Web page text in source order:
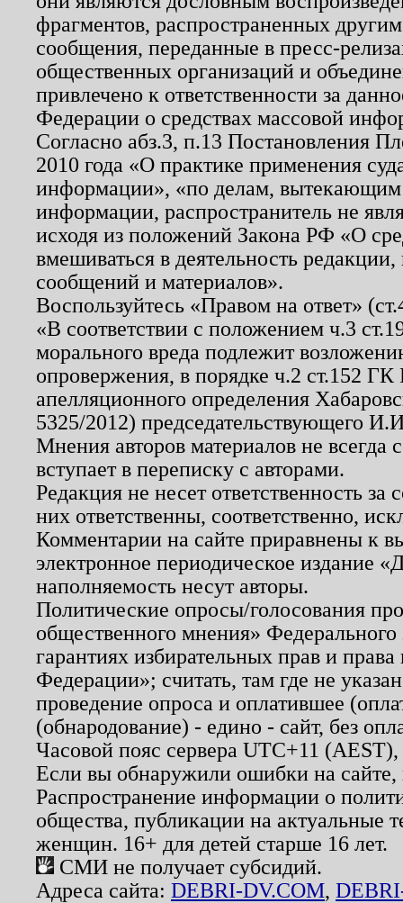
фрагментов, распространенных
сообщения, переданные в пресс-
общественных организаций и
привлечено к ответственности за
Федерации о средствах массовой
Согласно абз.3, п.13 Постановления
2010 года «О практике применения
информации», «по делам, вытекающим
информации, распространитель не
исходя из положений Закона РФ «О
вмешиваться в деятельность
сообщений и материалов».
Воспользуйтесь «Правом на ответ»
«В соответствии с положением ч.3
морального вреда подлежит
опровержения, в порядке ч.2 ст.152
апелляционного определения
5325/2012) председательствующего
Мнения авторов материалов не
вступает в переписку с авторами.
Редакция не несет ответственность
них ответственны, соответственно,
Комментарии на сайте приравнены к
электронное периодическое издание
наполняемость несут авторы.
Политические опросы/голосования
общественного мнения»
гарантиях избирательных прав и
Федерации»; считать, там где не
проведение опроса и оплатившее
(обнародование) - едино - сайт, без
Часовой пояс сервера UTC+11
Если вы обнаружили ошибки на
Распространение информации о
общества, публикации на актуальные
женщин. 16+ для детей старше 16 лет.
СМИ не получает субсидий.
Адреса сайта: DEBRI-DV.COM,